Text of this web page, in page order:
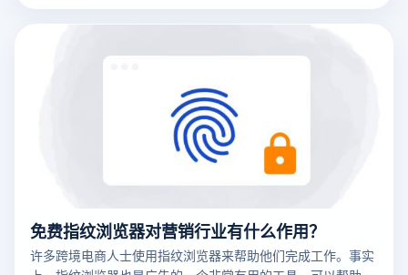
免费指纹浏览器对营销行业有什么作用？
许多跨境电商人士使用指纹浏览器来帮助他们完成工作。事实